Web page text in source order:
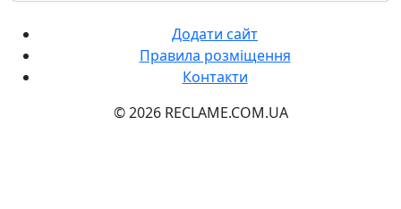
Додати сайт
Правила розміщення
Контакти
© 2026 RECLAME.COM.UA